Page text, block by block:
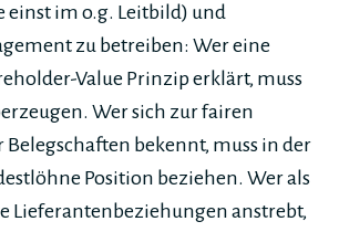
einst im o.g. Leitbild) und
zu betreiben: Wer eine
Value Prinzip erklärt, muss
Wer sich zur fairen
Belegschaften bekennt, muss in der
Position beziehen. Wer als
Lieferantenbeziehungen anstrebt,